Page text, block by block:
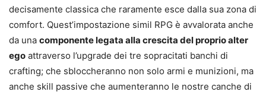
decisamente classica che raramente esce dalla sua zona di
comfort. Quest’impostazione simil RPG è avvalorata anche
da una componente legata alla crescita del proprio alter
ego attraverso l’upgrade dei tre sopracitati banchi di
crafting; che sbloccheranno non solo armi e munizioni, ma
anche skill passive che aumenteranno le nostre canche di